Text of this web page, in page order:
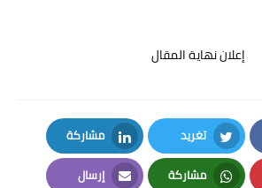
إعلان نهاية المقال
تغريد
Twitter
مشاركة
LinkedIn
مشاركة إرسال